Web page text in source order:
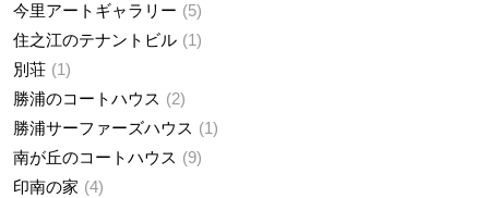
今里アートギャラリー
5
住之江のテナントビル
1
別荘
1
勝浦のコートハウス
2
勝浦サーファーズハウス
1
南が丘のコートハウス
9
印南の家
4